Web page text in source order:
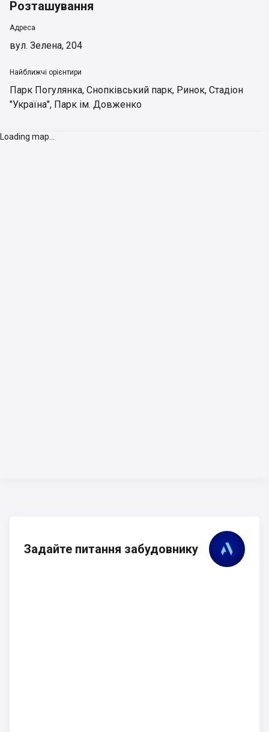
Розташування
Адреса
вул. Зелена, 204
Найближчі орієнтири
Парк Погулянка, Снопківський парк, Ринок, Стадіон
"Україна", Парк ім. Довженко
Loading map...
Задайте питання забудовнику